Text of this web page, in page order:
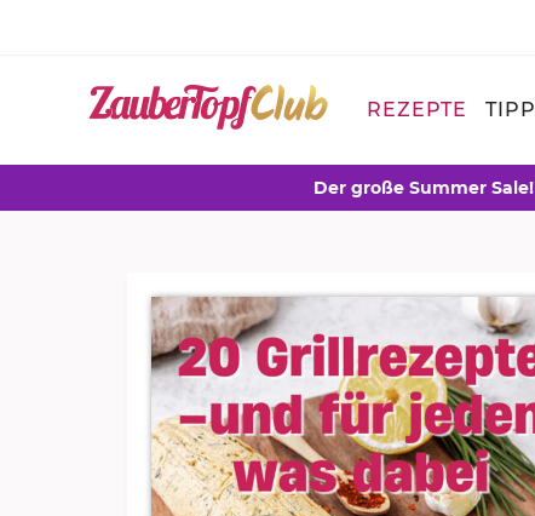
REZEPTE
Der große Summer Sale!